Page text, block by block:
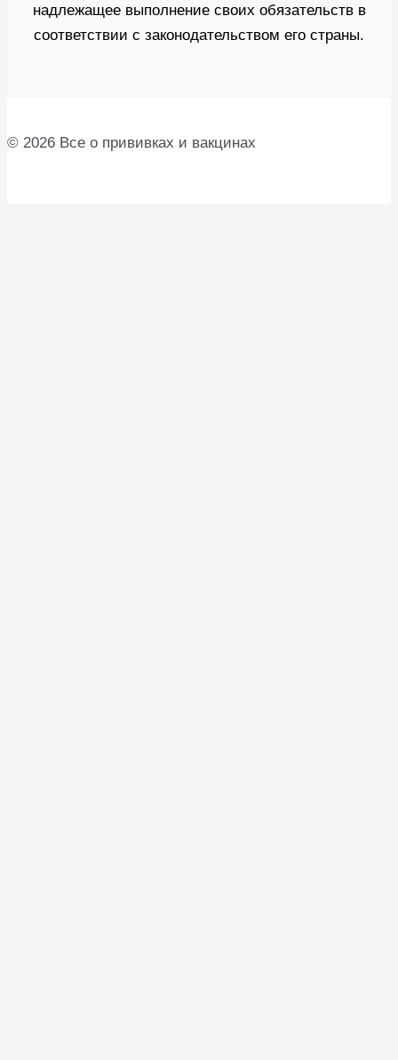
надлежащее выполнение своих обязательств в
соответствии с законодательством его страны.
© 2026 Все о прививках и вакцинах